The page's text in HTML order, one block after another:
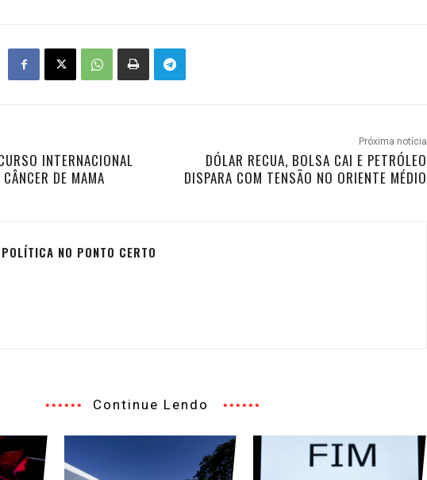
INTERNACIONAL
DE MAMA
Próxima notícia
DÓLAR RECUA, BOLSA CAI E PETRÓLEO
DISPARA COM TENSÃO NO ORIENTE MÉDIO
POLÍTICA NO PONTO CERTO
Continue Lendo